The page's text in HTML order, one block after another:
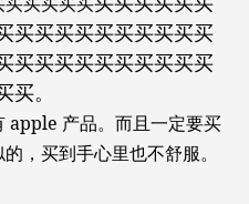
买买买买买买买买买买
买买买买买买买买买买
。
apple 产品。而且一定要买
，买到手心里也不舒服。